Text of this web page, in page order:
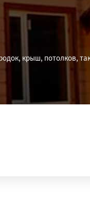
крыш, потолков,